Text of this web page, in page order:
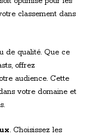
classement dans
de qualité. Que ce
offrez
audience. Cette
votre domaine et
. Choisissez les